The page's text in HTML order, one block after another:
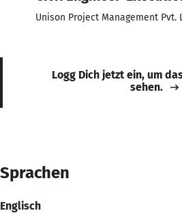
Unison Project Management Pvt.
Logg Dich jetzt ein, um
sehen.
Sprachen
Englisch